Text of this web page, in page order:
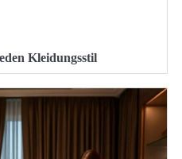
Kleidungsstil